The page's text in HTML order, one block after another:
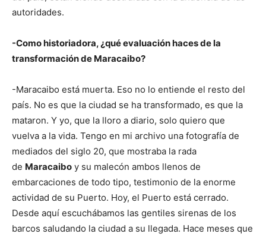
autoridades.
-Como historiadora, ¿qué evaluación haces de la
transformación de Maracaibo?
-Maracaibo está muerta. Eso no lo entiende el resto del
país. No es que la ciudad se ha transformado, es que la
mataron. Y yo, que la lloro a diario, solo quiero que
vuelva a la vida. Tengo en mi archivo una fotografía de
mediados del siglo 20, que mostraba la rada
de Maracaibo y su malecón ambos llenos de
embarcaciones de todo tipo, testimonio de la enorme
actividad de su Puerto. Hoy, el Puerto está cerrado.
Desde aquí escuchábamos las gentiles sirenas de los
barcos saludando la ciudad a su llegada. Hace meses que